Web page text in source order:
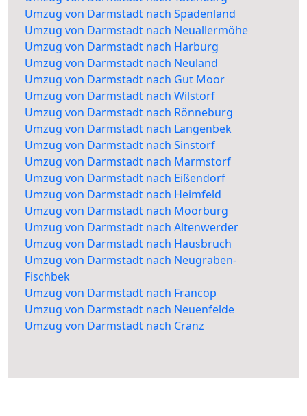
Umzug von Darmstadt nach Spadenland
Umzug von Darmstadt nach Neuallermöhe
Umzug von Darmstadt nach Harburg
Umzug von Darmstadt nach Neuland
Umzug von Darmstadt nach Gut Moor
Umzug von Darmstadt nach Wilstorf
Umzug von Darmstadt nach Rönneburg
Umzug von Darmstadt nach Langenbek
Umzug von Darmstadt nach Sinstorf
Umzug von Darmstadt nach Marmstorf
Umzug von Darmstadt nach Eißendorf
Umzug von Darmstadt nach Heimfeld
Umzug von Darmstadt nach Moorburg
Umzug von Darmstadt nach Altenwerder
Umzug von Darmstadt nach Hausbruch
Umzug von Darmstadt nach Neugraben-
Fischbek
Umzug von Darmstadt nach Francop
Umzug von Darmstadt nach Neuenfelde
Umzug von Darmstadt nach Cranz